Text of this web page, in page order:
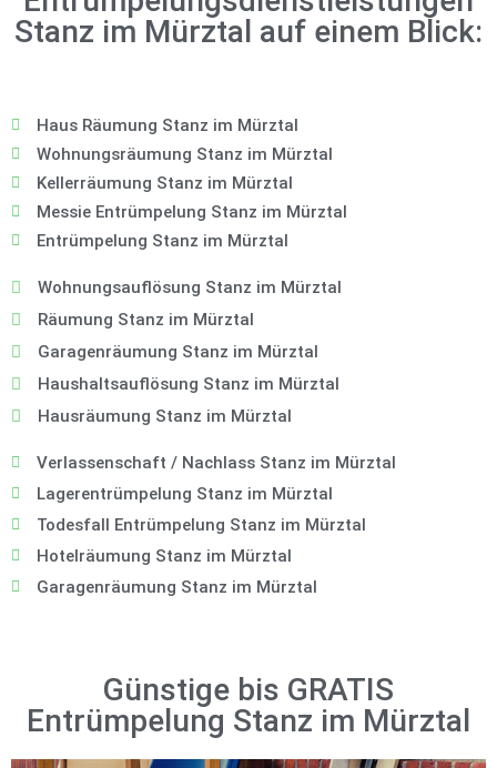
Stanz im Mürztal auf einem Blick:
Haus Räumung Stanz im Mürztal
Wohnungsräumung Stanz im Mürztal
Kellerräumung Stanz im Mürztal
Messie Entrümpelung Stanz im Mürztal
Entrümpelung Stanz im Mürztal
Wohnungsauflösung Stanz im Mürztal
Räumung Stanz im Mürztal
Garagenräumung Stanz im Mürztal
Haushaltsauflösung Stanz im Mürztal
Hausräumung Stanz im Mürztal
Verlassenschaft / Nachlass Stanz im Mürztal
Lagerentrümpelung Stanz im Mürztal
Todesfall Entrümpelung Stanz im Mürztal
Hotelräumung Stanz im Mürztal
Garagenräumung Stanz im Mürztal
Günstige bis GRATIS
Entrümpelung Stanz im Mürztal